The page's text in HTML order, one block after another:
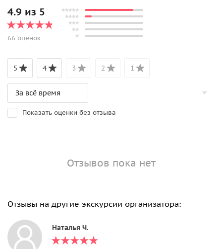
4.9 из 5
66 оценок
5 4 3 2 1
Показать оценки без отзыва
Отзывов пока нет
Отзывы на другие экскурсии организатора:
Наталья Ч.